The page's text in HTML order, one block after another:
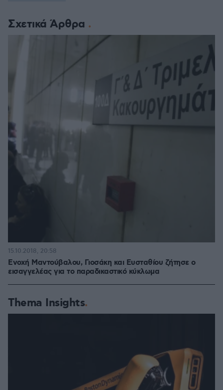
Σχετικά Άρθρα
Ενοχή Μαντούβαλου, Γιοσάκη και Ευσταθίου ζήτησε ο
εισαγγελέας για το παραδικαστικό κύκλωμα
15.10.2018, 20:58
Thema Insights